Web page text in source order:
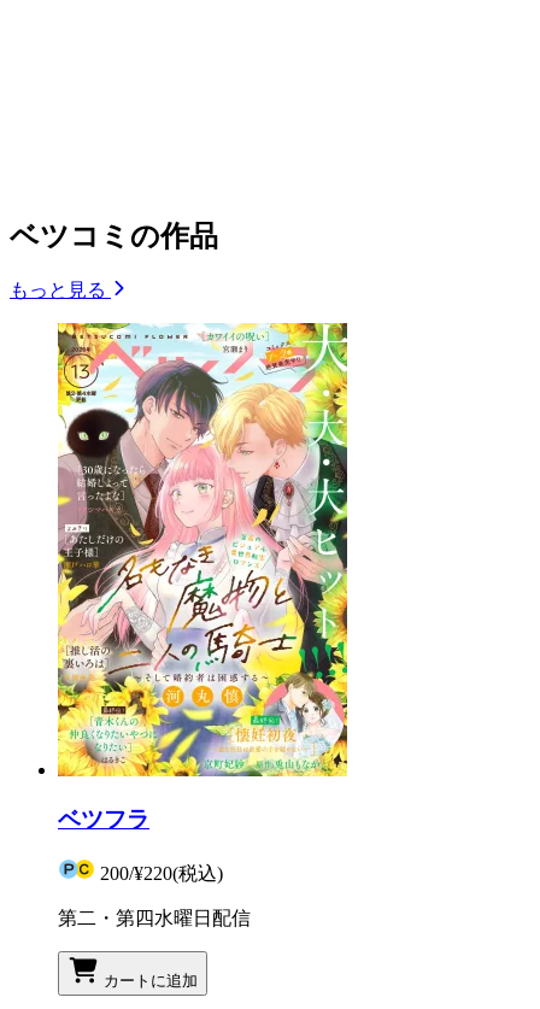
ベツコミの作品
もっと見る
ベツフラ
200/¥220(税込)
第二・第四水曜日配信
カートに追加